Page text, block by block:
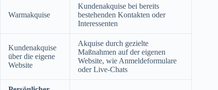
Warmakquise
Kundenakquise bei bereits
bestehenden Kontakten oder
Interessenten
Kundenakquise
über die eigene
Website
Akquise durch gezielte
Maßnahmen auf der eigenen
Website, wie Anmeldeformulare
oder Live-Chats